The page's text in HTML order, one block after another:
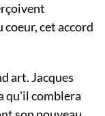
cet accord
art. Jacques
qu'il comblera